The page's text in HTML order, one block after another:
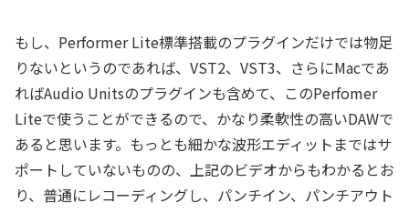
もし、Performer Lite標準搭載のプラグインだけでは物足
りないというのであれば、VST2、VST3、さらにMacであ
ればAudio Unitsのプラグインも含めて、このPerfomer
Liteで使うことができるので、かなり柔軟性の高いDAWで
あると思います。もっとも細かな波形エディットまではサ
ポートしていないものの、上記のビデオからもわかるとお
り、普通にレコーディングし、パンチイン、パンチアウト